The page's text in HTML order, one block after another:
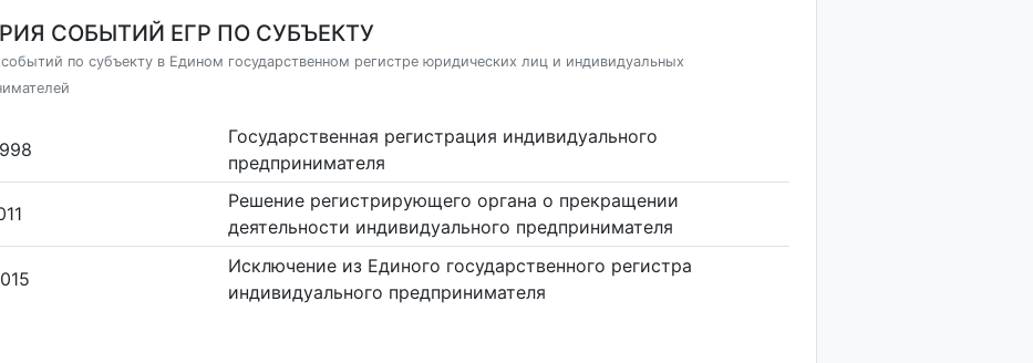
СОБЫТИЙ ЕГР ПО СУБЪЕКТУ
по субъекту в Едином государственном регистре юридических лиц и индивидуальных
Государственная регистрация индивидуального
предпринимателя
Решение регистрирующего органа о прекращении
деятельности индивидуального предпринимателя
Исключение из Единого государственного регистра
индивидуального предпринимателя